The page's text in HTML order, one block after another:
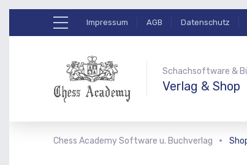
Impressum AGB Datenschutz
Schachsoftware &
Verlag & Shop
Chess Academy Software u. Buchverlag